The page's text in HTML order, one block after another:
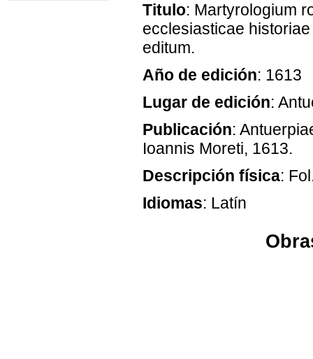
Titulo: Martyrologium
ecclesiasticae
editum.
Año de edición: 1613
Lugar de edición:
Publicación:
Ioannis Moreti, 1613.
Descripción física:
Idiomas: Latín